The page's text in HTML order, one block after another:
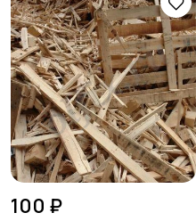
100 ₽